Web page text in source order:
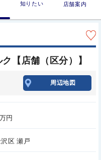
知りたい 店舗案内
【店舗（区分）】
周辺地図
万円
区 瀬戸